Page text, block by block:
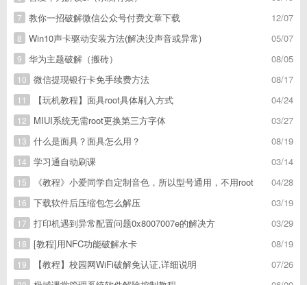
12/07
7
教你一招破解微信公众号付费文章下载
05/07
8
Win10声卡驱动安装方法(解决没声音或异常)
08/05
9
华为主题破解（搬砖）
08/17
10
微信提现银行卡免手续费方法
04/24
11
【玩机教程】面具root具体刷入方式
03/27
12
MIUI系统无需root更换第三方字体
08/19
13
什么是面具？面具怎么用？
03/14
14
学习通自动刷课
04/28
15
《教程》小爱同学自定制音色，所以型号通用，不用root
03/19
16
下载软件后压缩包怎么解压
03/29
17
打印机遇到异常配置问题0x8007007e的解决方
08/19
18
[教程]用NFC功能破解水卡
07/26
19
【教程】校园网WiFi破解免认证,详细说明